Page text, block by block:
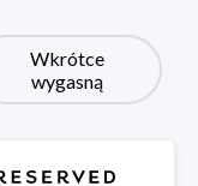
Wkrótce
wygasną